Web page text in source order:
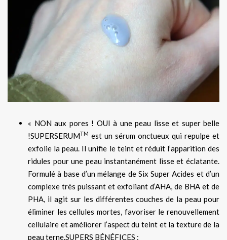
« NON aux pores ! OUI à une peau lisse et super belle
!SUPERSERUMTM est un sérum onctueux qui repulpe et
exfolie la peau. Il unifie le teint et réduit l’apparition des
ridules pour une peau instantanément lisse et éclatante.
Formulé à base d’un mélange de Six Super Acides et d’un
complexe très puissant et exfoliant d’AHA, de BHA et de
PHA, il agit sur les différentes couches de la peau pour
éliminer les cellules mortes, favoriser le renouvellement
cellulaire et améliorer l’aspect du teint et la texture de la
peau terne.SUPERS BÉNÉFICES :